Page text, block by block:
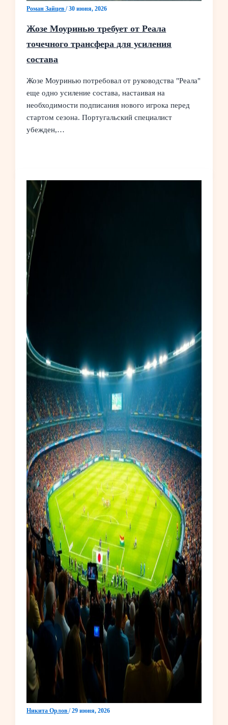
Роман Зайцев/30 июня, 2026
Жозе Моуринью требует от Реала
точечного трансфера для усиления
состава
Жозе Моуринью потребовал от руководства "Реала"
еще одно усиление состава, настаивая на
необходимости подписания нового игрока перед
стартом сезона. Португальский специалист
убежден,…
Никита Орлов/29 июня, 2026